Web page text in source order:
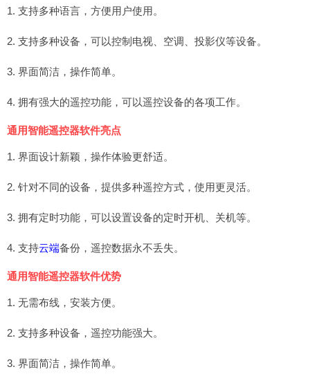
1. 支持多种语言，方便用户使用。
2. 支持多种设备，可以控制电视、空调、投影仪等设备。
3. 界面简洁，操作简单。
4. 拥有强大的遥控功能，可以遥控设备的各项工作。
通用智能遥控器软件亮点
1. 界面设计新颖，操作体验更舒适。
2. 针对不同的设备，提供多种遥控方式，使用更灵活。
3. 拥有定时功能，可以设置设备的定时开机、关机等。
4. 支持云端备份，遥控数据永不丢失。
通用智能遥控器软件优势
1. 无需布线，安装方便。
2. 支持多种设备，遥控功能强大。
3. 界面简洁，操作简单。